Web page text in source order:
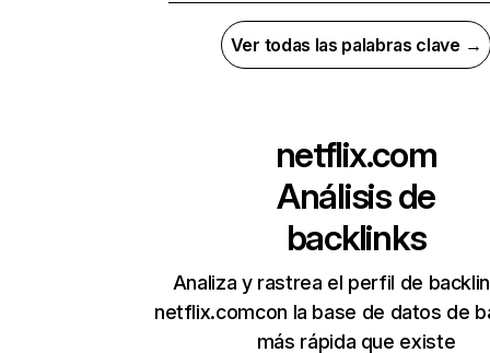
Ver todas las palabras clave →
netflix.com
Análisis de
backlinks
Analiza y rastrea el perfil de
netflix.comcon la base de datos de
más rápida que existe